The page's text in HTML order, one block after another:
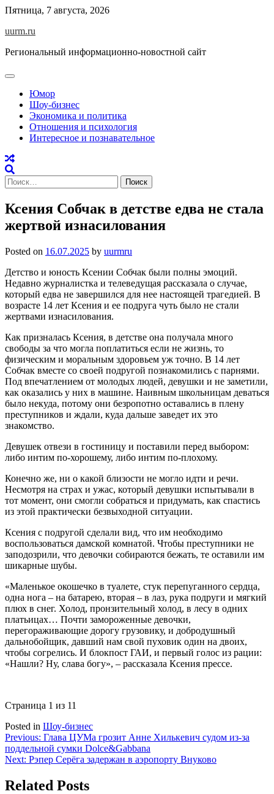
Skip
content
Пятница, 7 августа, 2026
uurm.ru
Региональный информационно-новостной сайт
Юмор
Шоу-бизнес
Экономика и политика
Отношения и психология
Интересное и познавательное
Найти:
Ксения Собчак в детстве едва не стала
жертвой изнасилования
Posted on 16.07.2025 by uurmru
Детство и юность Ксении Собчак были полны эмоций.
Недавно журналистка и телеведущая рассказала о случае,
который едва не завершился для нее настоящей трагедией. В
возрасте 14 лет Ксения и ее подруга чуть было не стали
жертвами изнасилования.
Как призналась Ксения, в детстве она получала много
свободы за что могла поплатиться если не жизнь, то
физическим и моральным здоровьем уж точно. В 14 лет
Собчак вместе со своей подругой познакомились с парнями.
Под впечатлением от молодых людей, девушки и не заметили,
как оказались у них в машине. Наивным школьницам деваться
было некуда, потому они безропотно оставались в плену
преступников и ждали, куда дальше заведет их это
знакомство.
Девушек отвези в гостиницу и поставили перед выбором:
либо интим по-хорошему, либо интим по-плохому.
Конечно же, ни о какой близости не могло идти и речи.
Несмотря на страх и ужас, который девушки испытывали в
тот момент, они смогли собраться и придумать, как спастись
из этой практически безвыходной ситуации.
Ксения с подругой сделали вид, что им необходимо
воспользоваться дамской комнатой. Чтобы преступники не
заподозрили, что девочки собираются бежать, те оставили им
шикарные шубы.
«Маленькое окошечко в туалете, стук перепуганного сердца,
одна нога – на батарею, вторая – в лаз, рука подруги и мягкий
плюх в снег. Холод, пронзительный холод, в лесу в одних
платьицах… Почти замороженные девочки,
перегораживающие дорогу грузовику, и добродушный
дальнобойщик, давший нам свой пуховик один на двоих,
чтобы согрелись. И блокпост ГАИ, и первый голос из рации:
«Нашли? Ну, слава богу», – рассказала Ксения прессе.
Страница 1 из 11
Posted in Шоу-бизнес
Навигация
по
Previous: Глава ЦУМа грозит Анне Хилькевич судом из-за
поддельной сумки Dolce&Gabbana
Next: Рэпер Серёга задержан в аэропорту Внуково
Related Posts